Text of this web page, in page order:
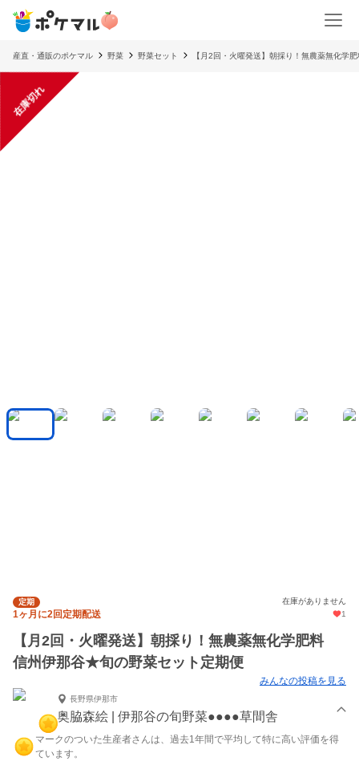
産直・通販のポケマル 野菜 野菜セット 【月2回・火曜発送】朝採り！無農薬無化
在庫切れ
定期 在庫がありません
1ヶ月に2回定期配送 1
【月2回・火曜発送】朝採り！無農薬無化学肥料
信州伊那谷★旬の野菜セット定期便
みんなの投稿を見る
長野県伊那市
奥脇森絵 | 伊那谷の旬野菜●●●●草間舎
マークのついた生産者さんは、過去1年間で平均して特に高い評価を得
ています。